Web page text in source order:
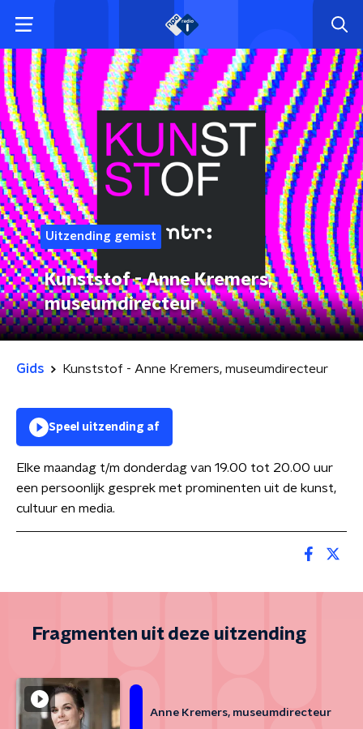
Uitzending gemist
Kunststof - Anne Kremers,
museumdirecteur
Gids Kunststof - Anne Kremers, museumdirecteur
Speel uitzending af
Elke maandag t/m donderdag van 19.00 tot 20.00 uur
een persoonlijk gesprek met prominenten uit de kunst,
cultuur en media.
Fragmenten uit deze uitzending
Anne Kremers, museumdirecteur